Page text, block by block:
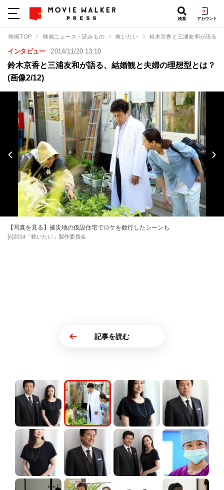
検索 アカウント
映画TOP 映画ニュース・読みもの 救いたい 鈴木京香と三浦友和が語る
インタビュー 2014/11/20 13:10
鈴木京香と三浦友和が語る、結婚観と夫婦の理想型とは？
(画像2/12)
【写真を見る】被災地の仮設住宅でロケを敢行したシーンも
[c]2014「救いたい」製作委員会
記事を読む